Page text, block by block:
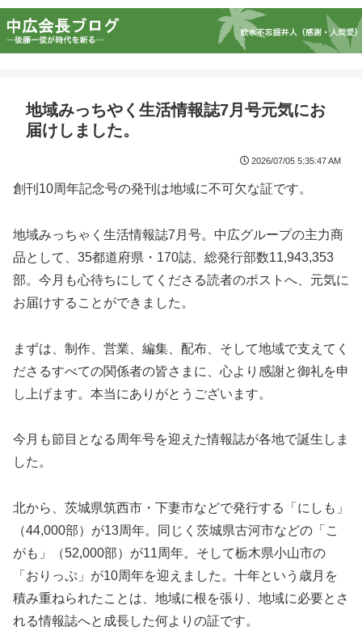
地域みっちやく生活情報誌7月号元気にお
届けしました。
2026/07/05 5:35:47 AM
創刊10周年記念号の発刊は地域に不可欠な証です。
地域みっちゃく生活情報誌7月号。中広グループの主力商
品として、35都道府県・170誌、総発行部数11,943,353
部。今月も心待ちにしてくださる読者のポストへ、元気に
お届けすることができました。
まずは、制作、営業、編集、配布、そして地域で支えてく
ださるすべての関係者の皆さまに、心より感謝と御礼を申
し上げます。本当にありがとうございます。
今月も節目となる周年号を迎えた情報誌が各地で誕生しま
した。
北から、茨城県筑西市・下妻市などで発行する「にしも」
（44,000部）が13周年。同じく茨城県古河市などの「こ
がも」（52,000部）が11周年。そして栃木県小山市の
「おりっぷ」が10周年を迎えました。十年という歳月を
積み重ねられたことは、地域に根を張り、地域に必要とさ
れる情報誌へと成長した何よりの証です。